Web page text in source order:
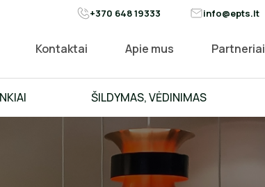
+370 648 19333 info@epts.lt
Kontaktai Apie mus Partneriai
ŠILDYMAS, VĖDINIMAS